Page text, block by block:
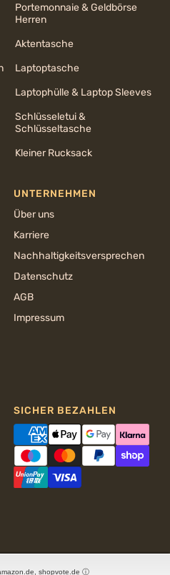
Portemonnaie & Geldbörse
Herren
Aktentasche
Laptoptasche
Laptophülle & Laptop Sleeves
Schlüsseletui &
Schlüsseltasche
Kleiner Rucksack
UNTERNEHMEN
Über uns
Karriere
Nachhaltigkeits­versprechen
Datenschutz
AGB
Impressum
SICHER BEZAHLEN
shopvote.de ⓘ